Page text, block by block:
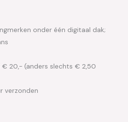
onder één digitaal dak;
€ 20,- (anders slechts € 2,50
verzonden